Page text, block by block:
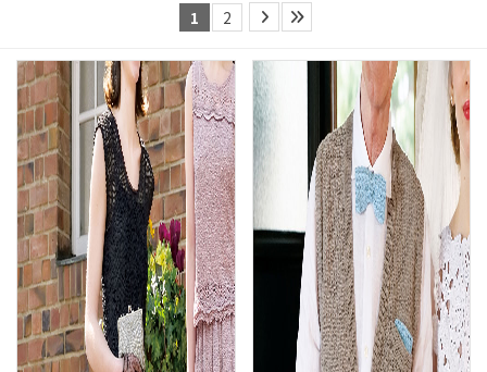
1 2